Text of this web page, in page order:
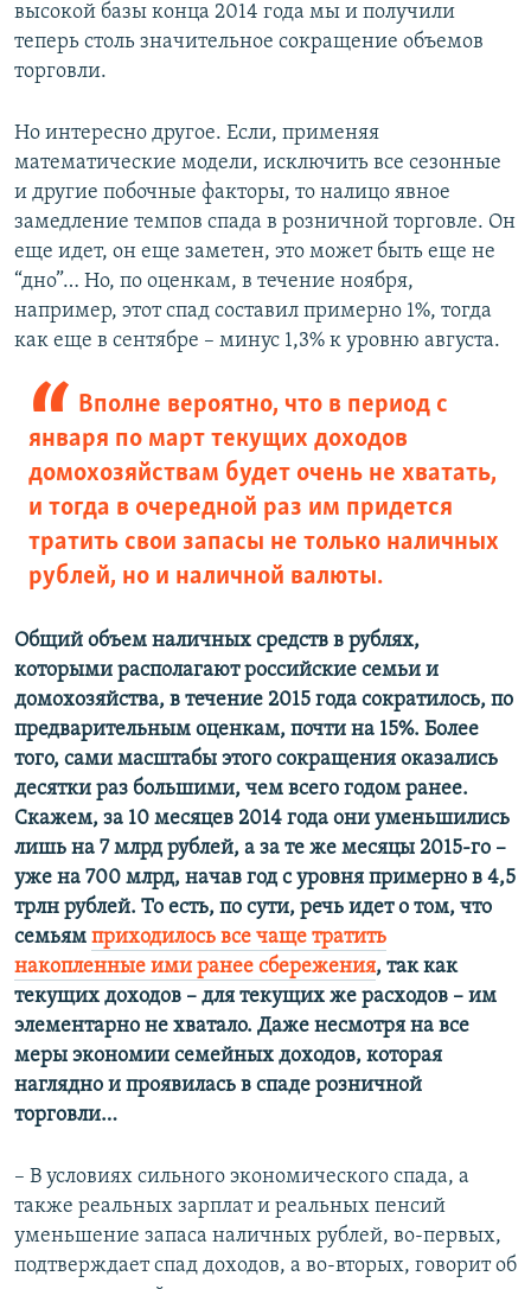
высокой базы конца 2014 года мы и получили
теперь столь значительное сокращение объемов
торговли.
Но интересно другое. Если, применяя
математические модели, исключить все сезонные
и другие побочные факторы, то налицо явное
замедление темпов спада в розничной торговле. Он
еще идет, он еще заметен, это может быть еще не
“дно”… Но, по оценкам, в течение ноября,
например, этот спад составил примерно 1%, тогда
как еще в сентябре – минус 1,3% к уровню августа.​
Вполне вероятно, что в период с
января по март текущих доходов
домохозяйствам будет очень не хватать,
и тогда в очередной раз им придется
тратить свои запасы не только наличных
рублей, но и наличной валюты.
Общий объем наличных средств в рублях,
которыми располагают российские семьи и
домохозяйства, в течение 2015 года сократилось, по
предварительным оценкам, почти на 15%. Более
того, сами масштабы этого сокращения оказались
десятки раз большими, чем всего годом ранее.
Скажем, за 10 месяцев 2014 года они уменьшились
лишь на 7 млрд рублей, а за те же месяцы 2015-го –
уже на 700 млрд, начав год с уровня примерно в 4,5
трлн рублей. То есть, по сути, речь идет о том, что
семьям приходилось все чаще тратить
накопленные ими ранее сбережения, так как
текущих доходов – для текущих же расходов – им
элементарно не хватало. Даже несмотря на все
меры экономии семейных доходов, которая
наглядно и проявилась в спаде розничной
торговли…
– В условиях сильного экономического спада, а
также реальных зарплат и реальных пенсий
уменьшение запаса наличных рублей, во-первых,
подтверждает спад доходов, а во-вторых, говорит об